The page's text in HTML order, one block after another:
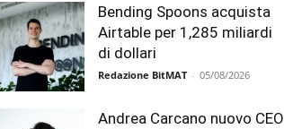
Bending Spoons acquista
Airtable per 1,285 miliardi
di dollari
Redazione BitMAT - 05/08/2026
Andrea Carcano nuovo CEO